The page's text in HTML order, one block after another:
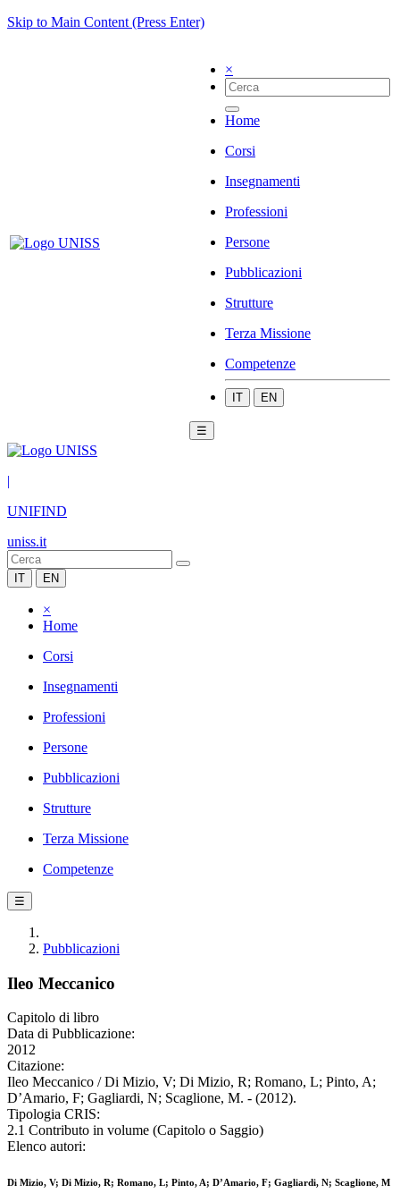
Skip to Main Content (Press Enter)
×
Home
Corsi
Insegnamenti
Professioni
Persone
Pubblicazioni
Strutture
Terza Missione
Competenze
IT EN
☰
|
UNIFIND
uniss.it
IT EN
×
Home
Corsi
Insegnamenti
Professioni
Persone
Pubblicazioni
Strutture
Terza Missione
Competenze
☰
Pubblicazioni
Ileo Meccanico
Capitolo di libro
Data di Pubblicazione:
2012
Citazione:
Ileo Meccanico / Di Mizio, V; Di Mizio, R; Romano, L; Pinto, A;
D’Amario, F; Gagliardi, N; Scaglione, M. - (2012).
Tipologia CRIS:
2.1 Contributo in volume (Capitolo o Saggio)
Elenco autori:
Di Mizio, V; Di Mizio, R; Romano, L; Pinto, A; D’Amario, F; Gagliardi, N; Scaglione, M